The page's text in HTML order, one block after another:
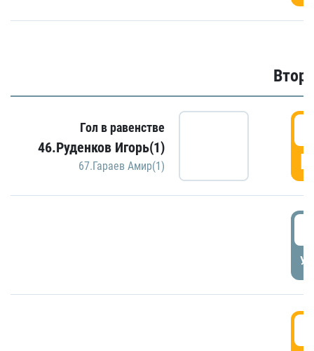
Гол в равенстве
46.Руденков Игорь(1)
67.Гараев Амир(1)